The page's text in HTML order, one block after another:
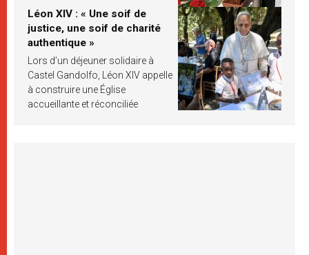
Léon XIV : « Une soif de
justice, une soif de charité
authentique »
Lors d’un déjeuner solidaire à
Castel Gandolfo, Léon XIV appelle
à construire une Église
accueillante et réconciliée